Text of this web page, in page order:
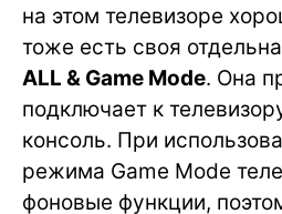
на этом телевизоре
тоже есть своя
ALL & Game Mode. Она
подключает к
консоль. При
режима Game Mode
фоновые функции,